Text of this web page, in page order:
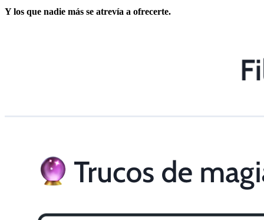
Y los que nadie más se atrevía a ofrecerte.